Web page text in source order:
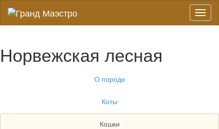
Норвежская лесная
О породе
Коты
Кошки